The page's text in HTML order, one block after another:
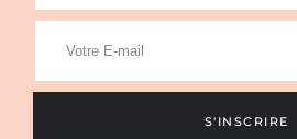
S'INSCRIRE